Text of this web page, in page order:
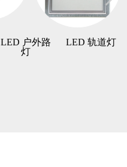
LED 户外路
灯
LED 轨道灯